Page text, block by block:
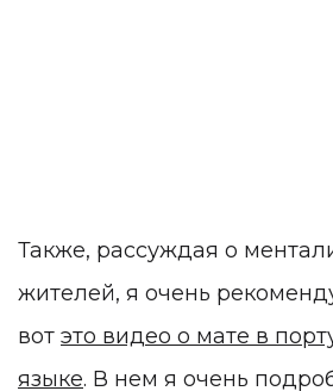
Также, рассуждая о
жителей, я очень
вот это видео о мате в
языке. В нем я очень